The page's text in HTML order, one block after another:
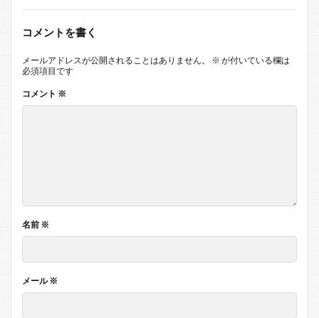
コメントを書く
メールアドレスが公開されることはありません。 ※ が付いている欄は
必須項目です
コメント ※
名前 ※
メール※